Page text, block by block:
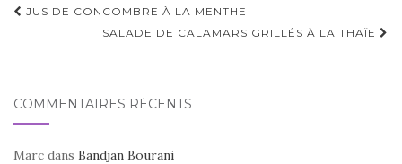
Navigation
d'article
JUS DE CONCOMBRE À LA MENTHE
SALADE DE CALAMARS GRILLÉS À LA THAÏE
COMMENTAIRES RÉCENTS
Marc dans Bandjan Bourani